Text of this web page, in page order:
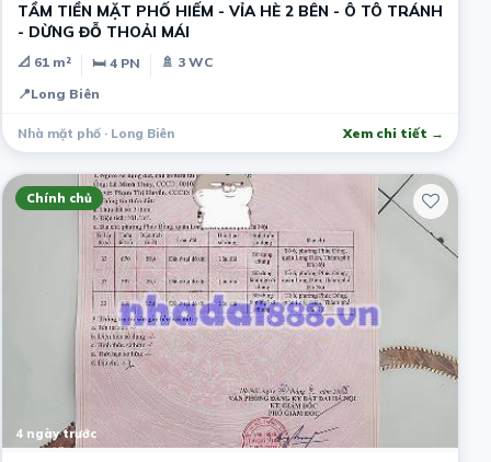
TẦM TIỀN MẶT PHỐ HIẾM - VỈA HÈ 2 BÊN - Ô TÔ TRÁNH
- DỪNG ĐỖ THOẢI MÁI
📐 61 m² 🛏 4 PN
🚿 3 WC
📍Long Biên
Nhà mặt phố · Long Biên Xem chi tiết →
Chính chủ
4 ngày trước